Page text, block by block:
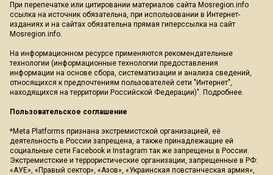
При перепечатке или цитировании материалов сайта Mosregion.info
ссылка на источник обязательна, при использовании в Интернет-
изданиях и на сайтах обязательна прямая гиперссылка на сайт
Mosregion.info.
На информационном ресурсе применяются рекомендательные
технологии (информационные технологии предоставления
информации на основе сбора, систематизации и анализа сведений,
относящихся к предпочтениям пользователей сети "Интернет",
находящихся на территории Российской Федерации)". Подробнее.
Пользовательское соглашение
*Meta Platforms признана экстремистской организацией, её
деятельность в России запрещена, а также принадлежащие ей
социальные сети Facebook и Instagram так же запрещены в России.
Экстремистские и террористические организации, запрещенные в РФ:
«АУЕ», «Правый сектор», «Азов», «Украинская повстанческая армия»,